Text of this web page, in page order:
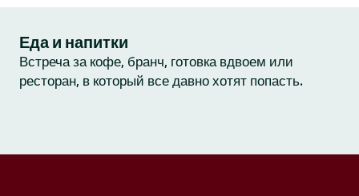
Еда и напитки
Встреча за кофе, бранч, готовка вдвоем или
ресторан, в который все давно хотят попасть.